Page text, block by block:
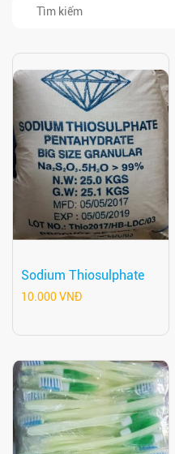
Sodium Thiosulphate
10.000 VNĐ